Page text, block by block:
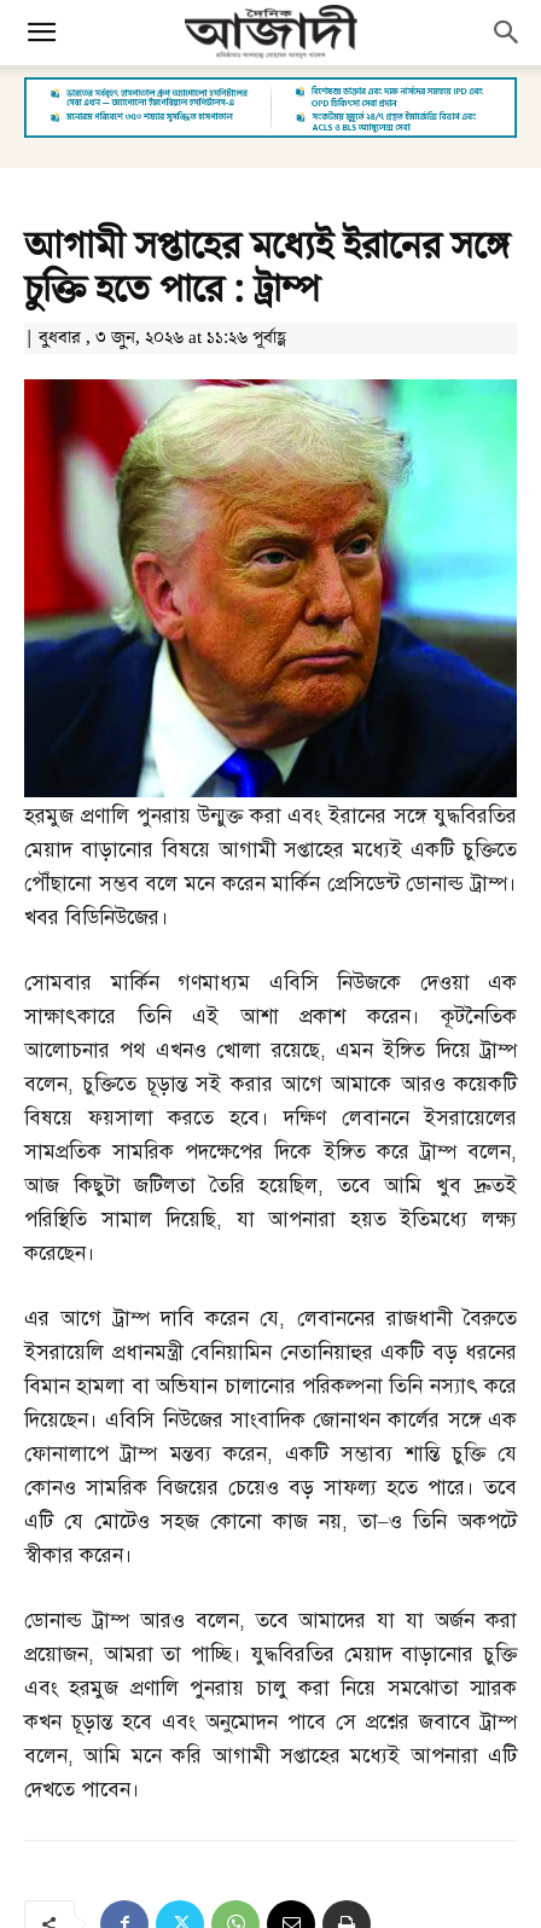
আগামী সপ্তাহের মধ্যেই ইরানের সঙ্গে
চুক্তি হতে পারে : ট্রাম্প
| বুধবার , ৩ জুন, ২০২৬ at ১১:২৬ পূর্বাহ্ণ
হরমুজ প্রণালি পুনরায় উন্মুক্ত করা এবং ইরানের সঙ্গে যুদ্ধবিরতির
মেয়াদ বাড়ানোর বিষয়ে আগামী সপ্তাহের মধ্যেই একটি চুক্তিতে
পৌঁছানো সম্ভব বলে মনে করেন মার্কিন প্রেসিডেন্ট ডোনাল্ড ট্রাম্প।
খবর বিডিনিউজের।
সোমবার মার্কিন গণমাধ্যম এবিসি নিউজকে দেওয়া এক
সাক্ষাৎকারে তিনি এই আশা প্রকাশ করেন। কূটনৈতিক
আলোচনার পথ এখনও খোলা রয়েছে, এমন ইঙ্গিত দিয়ে ট্রাম্প
বলেন,চুক্তিতে চূড়ান্ত সই করার আগে আমাকে আরও কয়েকটি
বিষয়ে ফয়সালা করতে হবে। দক্ষিণ লেবাননে ইসরায়েলের
সামপ্রতিক সামরিক পদক্ষেপের দিকে ইঙ্গিত করে ট্রাম্প বলেন,
আজ কিছুটা জটিলতা তৈরি হয়েছিল,তবে আমি খুব দ্রুতই
পরিস্থিতি সামাল দিয়েছি,যা আপনারা হয়ত ইতিমধ্যে লক্ষ্য
করেছেন।
এর আগে ট্রাম্প দাবি করেন যে, লেবাননের রাজধানী বৈরুতে
ইসরায়েলি প্রধানমন্ত্রী বেনিয়ামিন নেতানিয়াহুর একটি বড় ধরনের
বিমান হামলা বা অভিযান চালানোর পরিকল্পনা তিনি নস্যাৎ করে
দিয়েছেন। এবিসি নিউজের সাংবাদিক জোনাথন কার্লের সঙ্গে এক
ফোনালাপে ট্রাম্প মন্তব্য করেন, একটি সম্ভাব্য শান্তি চুক্তি যে
কোনও সামরিক বিজয়ের চেয়েও বড় সাফল্য হতে পারে। তবে
এটি যে মোটেও সহজ কোনো কাজ নয়,তা–ও তিনি অকপটে
স্বীকার করেন।
ডোনাল্ড ট্রাম্প আরও বলেন,তবে আমাদের যা যা অর্জন করা
প্রয়োজন,আমরা তা পাচ্ছি। যুদ্ধবিরতির মেয়াদ বাড়ানোর চুক্তি
এবং হরমুজ প্রণালি পুনরায় চালু করা নিয়ে সমঝোতা স্মারক
কখন চূড়ান্ত হবে এবং অনুমোদন পাবে সে প্রশ্নের জবাবে ট্রাম্প
বলেন,আমি মনে করি আগামী সপ্তাহের মধ্যেই আপনারা এটি
দেখতে পাবেন।